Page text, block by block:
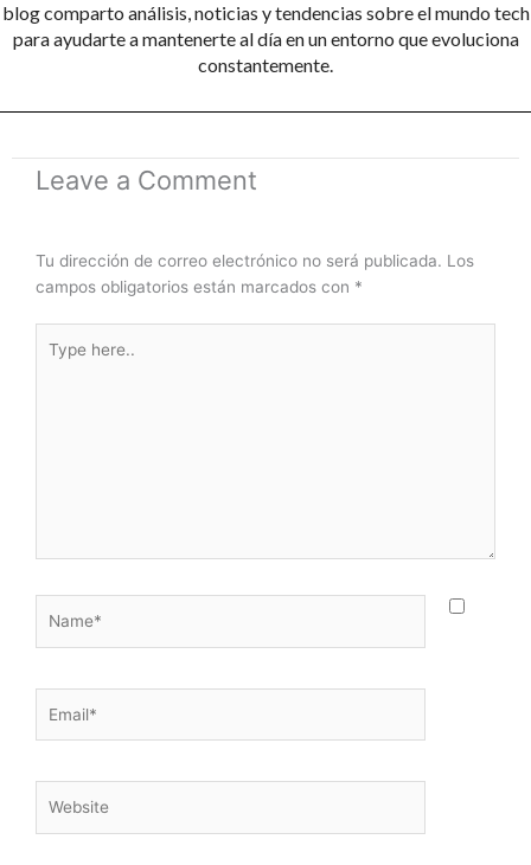
blog comparto análisis, noticias y tendencias sobre el mundo tech
para ayudarte a mantenerte al día en un entorno que evoluciona
constantemente.
Leave a Comment
Tu dirección de correo electrónico no será publicada. Los
campos obligatorios están marcados con *
here..